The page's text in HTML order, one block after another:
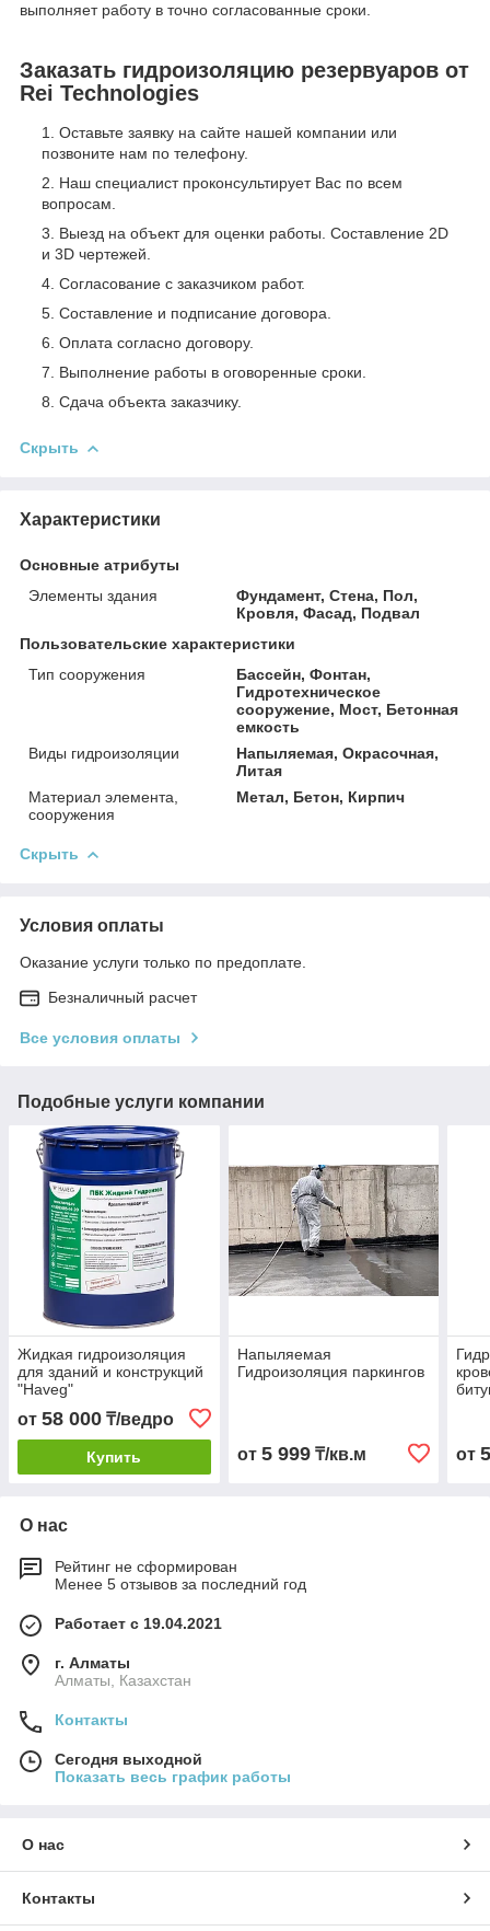
выполняет работу в точно согласованные сроки.
Заказать гидроизоляцию резервуаров от
Rei Technologies
Оставьте заявку на сайте нашей компании или
позвоните нам по телефону.
Наш специалист проконсультирует Вас по всем
вопросам.
Выезд на объект для оценки работы. Составление 2D
и 3D чертежей.
Согласование с заказчиком работ.
Составление и подписание договора.
Оплата согласно договору.
Выполнение работы в оговоренные сроки.
Сдача объекта заказчику.
Скрыть
Характеристики
Основные атрибуты
Элементы здания
Фундамент, Стена, Пол,
Кровля, Фасад, Подвал
Пользовательские характеристики
Тип сооружения
Бассейн, Фонтан,
Гидротехническое
сооружение, Мост, Бетонная
емкость
Виды гидроизоляции
Напыляемая, Окрасочная,
Литая
Материал элемента,
сооружения
Метал, Бетон, Кирпич
Скрыть
Условия оплаты
Оказание услуги только по предоплате.
Безналичный расчет
Все условия оплаты
Подобные услуги компании
Жидкая гидроизоляция
для зданий и конструкций
"Haveg"
от 58 000 ₸/ведро
Купить
Напыляемая
Гидроизоляция паркингов
от 5 999₸/кв.м от
О нас
Рейтинг не сформирован
Менее 5 отзывов за последний год
Работает с 19.04.2021
г. Алматы
Алматы, Казахстан
Контакты
Сегодня выходной
Показать весь график работы
О нас
Контакты